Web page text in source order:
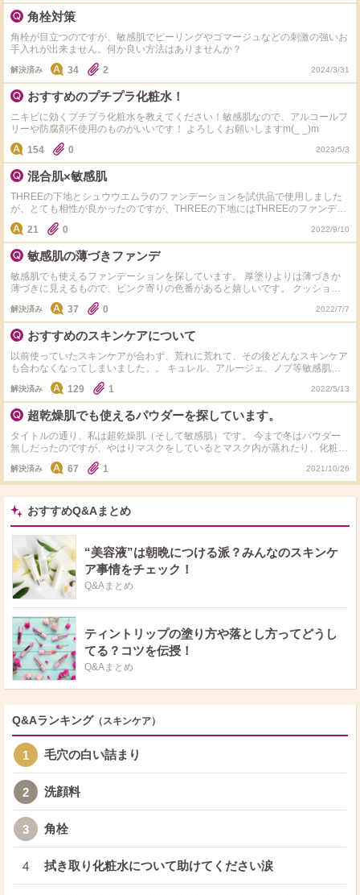
角栓対策
角栓が目立つのですが、敏感肌でピーリングやゴマージュなどの刺激の強いお
手入れが出来ません。何か良い方法はありませんか？
解決済み 34 2 2024/3/31
おすすめのプチプラ化粧水！
ニキビに効くプチプラ化粧水を教えてください！敏感肌なので、アルコールフ
リーや防腐剤不使用のものがいいです！ よろしくお願いしますm(_ _)m
154
0 2023/5/3
混合肌×敏感肌
THREEの下地とシュウウエムラのファンデーションを試供品で使用しました
が、とても相性が良かったのですが、THREEの下地にはTHREEのファンデー
ションを使った方が良いのでしょうか？ また、現在プリマヴィスタの下地と
MISSHAのファンデーションを使っているのですが、化粧を落とした後とても
肌が荒れております。肌が荒れてしまうのは、下地が原因でしょうか？またフ
ァンデは肌荒れに関係しますか？
21 0 2022/9/10
敏感肌の薄づきファンデ
敏感肌でも使えるファンデーションを探しています。 厚塗りよりは薄づきか
薄づきに見えるもので、ピンク寄りの色番があると嬉しいです。 クッション
ファンデは衛生面的にあまり使いたくないです。 今のところnarsのライトリ
フレクティングファンデーション、SHISEIDOのシンクロスキンラディアント
リフティングファンデーション、MiMCのミネラルリキッドリーファンデーシ
ョンが気になっています。 これらの中でも、他のものでもおすすめがあれば
教えてください。
解決済み 37 0 2022/7/7
おすすめのスキンケアについて
以前使っていたスキンケアが合わず、荒れに荒れて、その後どんなスキンケア
も合わなくなってしまいました。。 キュレル、アルージェ、ノブ等敏感肌系
のスキンケアは試したのですが、いまいちでした。。 何かおすすめあります
か？価格帯は問わないです！
解決済み 129 1 2022/5/13
超乾燥肌でも使えるパウダーを探しています。
タイトルの通り、私は超乾燥肌（そして敏感肌）です。 今まで冬はパウダー
無しだったのですが、やはりマスクをしているとマスク内が蒸れたり、化粧が
落ちやすくなってしまいます。しかし、パウダーというと、マットっぽい仕上
がりになるものしか分からず、、 乾燥肌向きのパウダーをご存じの方いらっ
しゃいましたら、是非教えていただきたいです。よろしくお願いします。
解決済み 67 1 2021/10/26
おすすめQ&Aまとめ
“美容液”は朝晩につける派？みんなのスキンケ
ア事情をチェック！
Q&Aまとめ
ティントリップの塗り方や落とし方ってどうし
てる？コツを伝授！
Q&Aまとめ
Q&Aランキング （スキンケア）
1 毛穴の白い詰まり
2 洗顔料
3 角栓
4 拭き取り化粧水について助けてください涙